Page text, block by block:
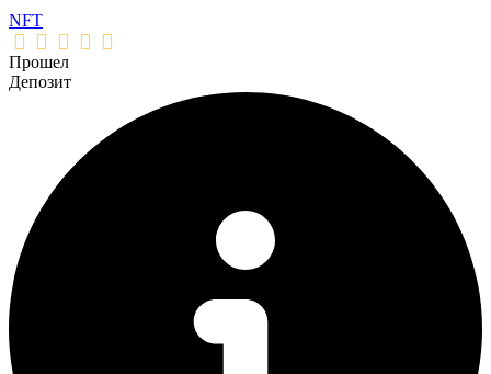
NFT
Прошел
Депозит